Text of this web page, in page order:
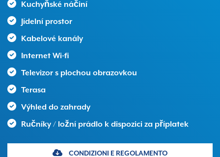
Kuchyňské náčiní
Jídelní prostor
Kabelové kanály
Internet Wi-fi
Televizor s plochou obrazovkou
Terasa
Výhled do zahrady
Ručníky / ložní prádlo k dispozici za příplatek
CONDIZIONI E REGOLAMENTO